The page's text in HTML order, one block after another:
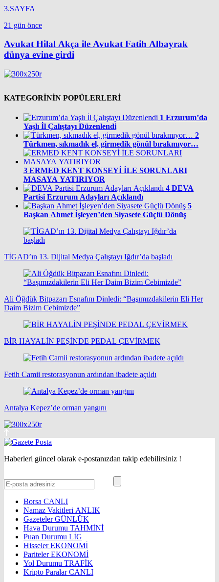
3.SAYFA
21 gün önce
Avukat Hilal Akça ile Avukat Fatih Albayrak
dünya evine girdi
KATEGORİNİN POPÜLERLERİ
1 Erzurum’da
Yaşlı İl Çalıştayı Düzenlendi
2
Türkmen, sıkmadık el, girmedik gönül bırakmıyor…
3 ERMED KENT KONSEYİ İLE SORUNLARI
MASAYA YATIRIYOR
4 DEVA
Partisi Erzurum Adayları Açıklandı
5
Başkan Ahmet İşleyen’den Siyasete Güçlü Dönüş
TİGAD’ın 13. Dijital Medya Çalıştayı Iğdır’da başladı
Ali Öğdük Bitpazarı Esnafını Dinledi: “Başımızdakilerin Eli Her
Daim Bizim Cebimizde”
BİR HAYALİN PEŞİNDE PEDAL ÇEVİRMEK
Fetih Camii restorasyonun ardından ibadete açıldı
Antalya Kepez’de orman yangını
Haberleri güncel olarak e-postanızdan takip edebilirsiniz !
Borsa CANLI
Namaz Vakitleri ANLIK
GazetelerGÜNLÜK
Hava Durumu TAHMİNİ
Puan Durumu LİG
HisselerEKONOMİ
ParitelerEKONOMİ
Yol Durumu TRAFİK
Kripto ParalarCANLI